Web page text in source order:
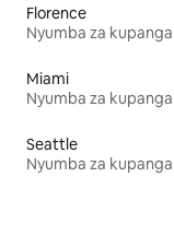
Florence
Miami
Seattle